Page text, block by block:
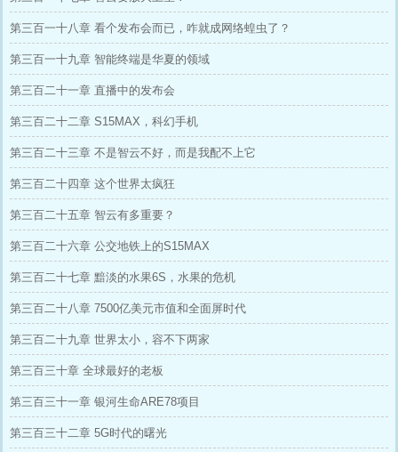
第三百一十八章 看个发布会而已，咋就成网络蝗虫了？
第三百一十九章 智能终端是华夏的领域
第三百二十一章 直播中的发布会
第三百二十二章 S15MAX，科幻手机
第三百二十三章 不是智云不好，而是我配不上它
第三百二十四章 这个世界太疯狂
第三百二十五章 智云有多重要？
第三百二十六章 公交地铁上的S15MAX
第三百二十七章 黯淡的水果6S，水果的危机
第三百二十八章 7500亿美元市值和全面屏时代
第三百二十九章 世界太小，容不下两家
第三百三十章 全球最好的老板
第三百三十一章 银河生命ARE78项目
第三百三十二章 5G时代的曙光